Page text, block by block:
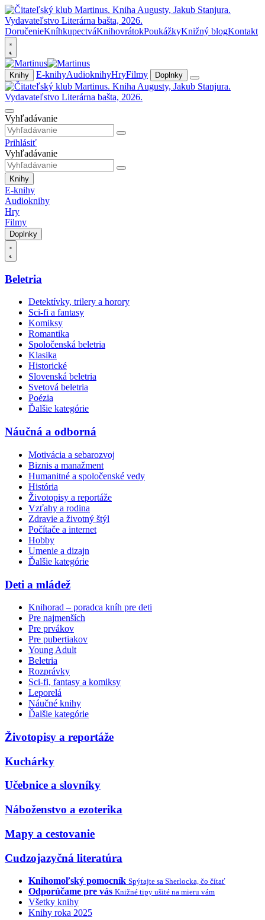
DoručenieKníhkupectváKnihovrátokPoukážkyKnižný blogKontakt
Knihy E-knihyAudioknihyHryFilmy Doplnky
Vyhľadávanie
Prihlásiť
Vyhľadávanie
Knihy
E-knihy
Audioknihy
Hry
Filmy
Doplnky
Beletria
Detektívky, trilery a horory
Sci-fi a fantasy
Komiksy
Romantika
Spoločenská beletria
Klasika
Historické
Slovenská beletria
Svetová beletria
Poézia
Ďalšie kategórie
Náučná a odborná
Motivácia a sebarozvoj
Biznis a manažment
Humanitné a spoločenské vedy
História
Životopisy a reportáže
Vzťahy a rodina
Zdravie a životný štýl
Počítače a internet
Hobby
Umenie a dizajn
Ďalšie kategórie
Deti a mládež
Knihorad – poradca kníh pre deti
Pre najmenších
Pre prvákov
Pre pubertiakov
Young Adult
Beletria
Rozprávky
Sci-fi, fantasy a komiksy
Leporelá
Náučné knihy
Ďalšie kategórie
Životopisy a reportáže
Kuchárky
Učebnice a slovníky
Náboženstvo a ezoterika
Mapy a cestovanie
Cudzojazyčná literatúra
Knihomoľský pomocník Spýtajte sa Sherlocka, čo čítať
Odporúčame pre vás Knižné tipy ušité na mieru vám
Všetky knihy
Knihy roka 2025